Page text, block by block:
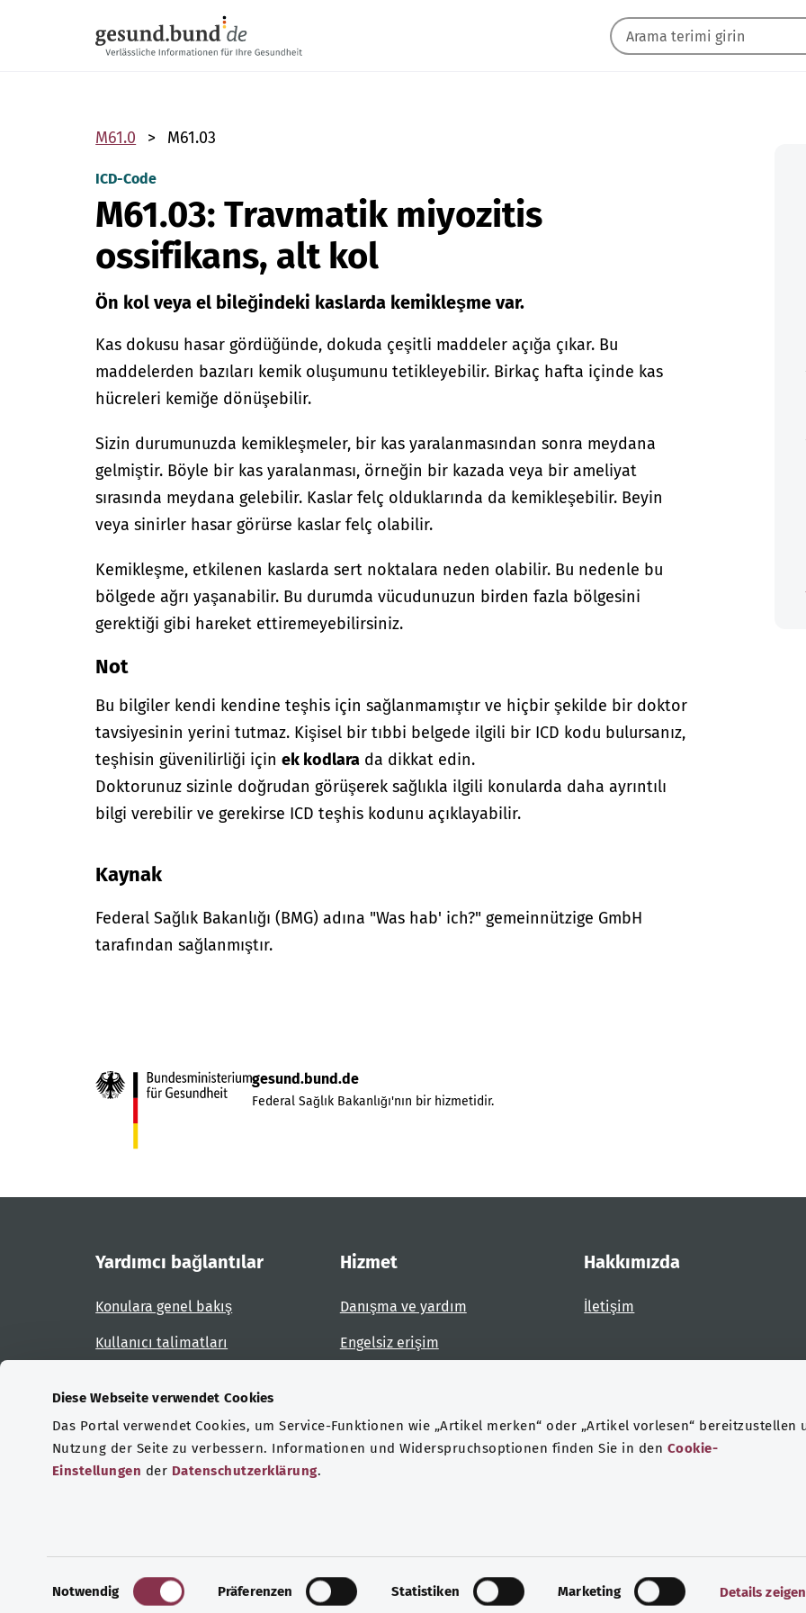
Diese Webseite verwendet Cookies
Das Portal verwendet Cookies, um Service-Funktionen wie „Artikel merken“ oder „Artikel vorlesen“ bereitzustellen
Nutzung der Seite zu verbessern. Informationen und Widerspruchsoptionen finden Sie in den Cookie-
Einstellungen der Datenschutzerklärung.
Notwendig Präferenzen Statistiken Marketing Details zeigen
M61.0 M61.03
ICD-Code
M61.03: Travmatik miyozitis
ossifikans, alt kol
Ön kol veya el bileğindeki kaslarda kemikleşme var.
Kas dokusu hasar gördüğünde, dokuda çeşitli maddeler açığa çıkar. Bu
maddelerden bazıları kemik oluşumunu tetikleyebilir. Birkaç hafta içinde kas
hücreleri kemiğe dönüşebilir.
Sizin durumunuzda kemikleşmeler, bir kas yaralanmasından sonra meydana
gelmiştir. Böyle bir kas yaralanması, örneğin bir kazada veya bir ameliyat
sırasında meydana gelebilir. Kaslar felç olduklarında da kemikleşebilir. Beyin
veya sinirler hasar görürse kaslar felç olabilir.
Kemikleşme, etkilenen kaslarda sert noktalara neden olabilir. Bu nedenle bu
bölgede ağrı yaşanabilir. Bu durumda vücudunuzun birden fazla bölgesini
gerektiği gibi hareket ettiremeyebilirsiniz.
Not
Bu bilgiler kendi kendine teşhis için sağlanmamıştır ve hiçbir şekilde bir doktor
tavsiyesinin yerini tutmaz. Kişisel bir tıbbi belgede ilgili bir ICD kodu bulursanız,
teşhisin güvenilirliği içinek kodlara da dikkat edin.
Doktorunuz sizinle doğrudan görüşerek sağlıkla ilgili konularda daha ayrıntılı
bilgi verebilir ve gerekirse ICD teşhis kodunu açıklayabilir.
Kaynak
Federal Sağlık Bakanlığı (BMG) adına "Was hab' ich?" gemeinnützige GmbH
tarafından sağlanmıştır.
gesund.bund.de
Federal Sağlık Bakanlığı'nın bir hizmetidir.
Yardımcı bağlantılar
Konulara genel bakış
Kullanıcı talimatları
Hizmet
Danışma ve yardım
Engelsiz erişim
Hakkımızda
İletişim
Sertifikasyonlar
© Telif hakkı 2026 Federal Sağlık Bakanlığı Veri koruma Künye